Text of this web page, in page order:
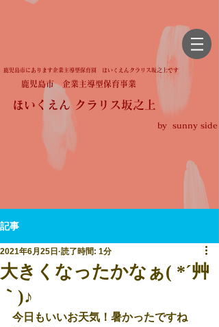
鹿児島市にあります企業主導型保育園 ほいくえんクラリス坂之上です
鹿児島市 企業主導型保育事業
ほいくえん クラリス坂之上
by sunny side
記事
大きくなったかなぁ( *´艸
｀)♪
2021年6月25日 読了時間: 1分
今日もいいお天気！暑かったですね